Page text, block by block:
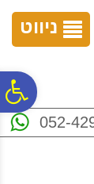
ניווט
052-